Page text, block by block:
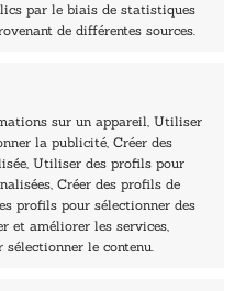
par le biais de statistiques
de différentes sources.
sur un appareil, Utiliser
la publicité, Créer des
Utiliser des profils pour
Créer des profils de
profils pour sélectionner des
et améliorer les services,
le contenu.